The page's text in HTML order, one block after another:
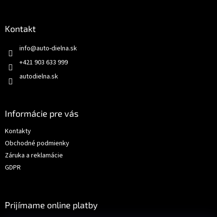
Kontakt
info@auto-dielna.sk
+421 903 633 999
autodielna.sk
Informácie pre vás
Kontakty
Obchodné podmienky
Záruka a reklamácie
GDPR
Prijímame online platby